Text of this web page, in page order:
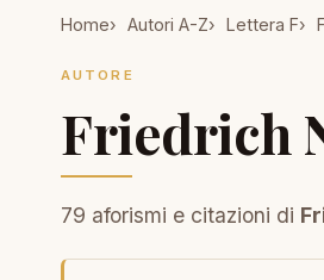
Home Autori A-Z Lettera F
AUTORE
Friedrich
79 aforismi e citazioni di